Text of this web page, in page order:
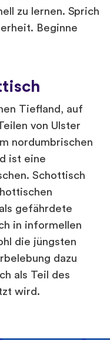
zu lernen. Sprich
Beginne
Tiefland, auf
von Ulster
nordumbrischen
ist eine
Schottisch
gefährdete
in informellen
die jüngsten
dazu
als Teil des
wird.